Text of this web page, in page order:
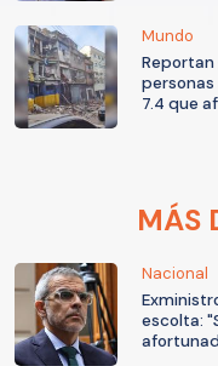
Mundo
Reportan
7.4 que
MÁS
Nacional
escolta: